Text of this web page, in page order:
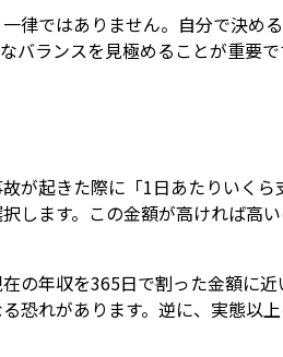
律ではありません。自分で決め
バランスを見極めることが重要
が起きた際に「1日あたりいく
します。この金額が高ければ高
の年収を365日で割った金額に
恐れがあります。逆に、実態以